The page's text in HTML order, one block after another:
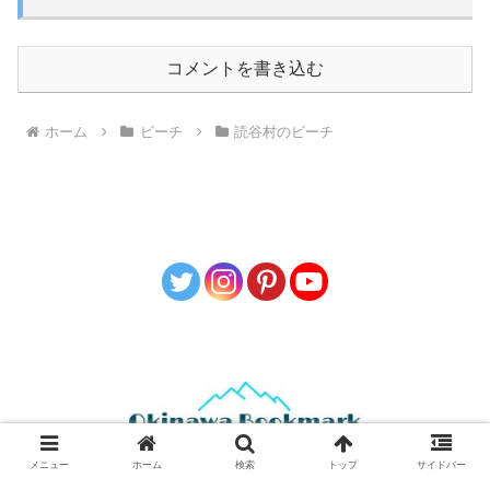
コメントを書き込む
ホーム ビーチ 読谷村のビーチ
お問い合わせ プライバシーポリシー
メニュー ホーム 検索 トップ サイドバー